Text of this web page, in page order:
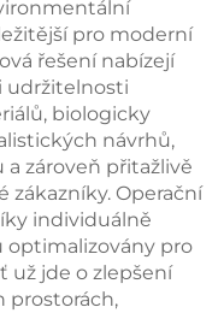
pro moderní
řešení nabízejí
udržitelnosti
biologicky
návrhů,
zároveň přitažlivě
zákazníky. Operační
individuálně
optimalizovány pro
už jde o zlepšení
prostorách,